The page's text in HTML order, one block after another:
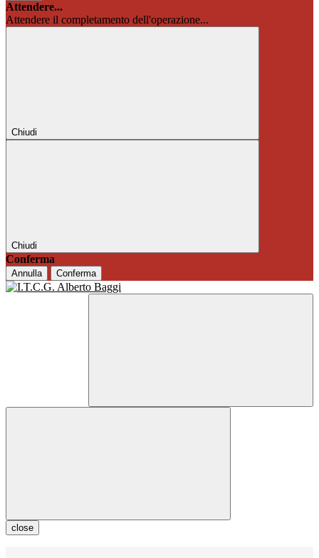
Attendere...
Attendere il completamento dell'operazione...
Chiudi
Chiudi
Conferma
Annulla Conferma
close